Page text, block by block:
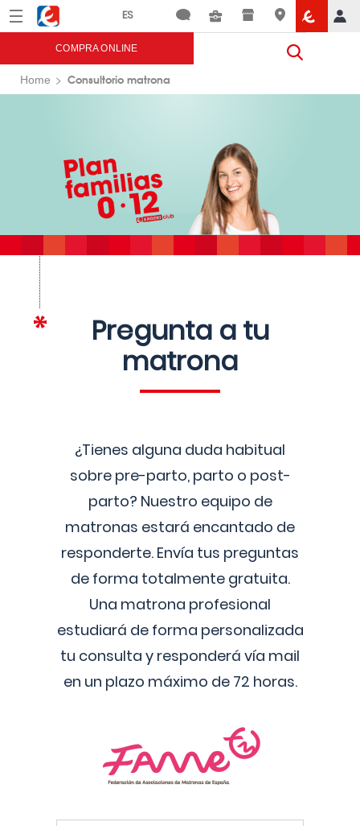
Menú Eroski
COMPRA ONLINE
Home Consultorio matrona
Pregunta a tu
matrona
¿Tienes alguna duda habitual
sobre pre-parto, parto o post-
parto? Nuestro equipo de
matronas estará encantado de
responderte. Envía tus preguntas
de forma totalmente gratuita.
Una matrona profesional
estudiará de forma personalizada
tu consulta y responderá vía mail
en un plazo máximo de 72 horas.